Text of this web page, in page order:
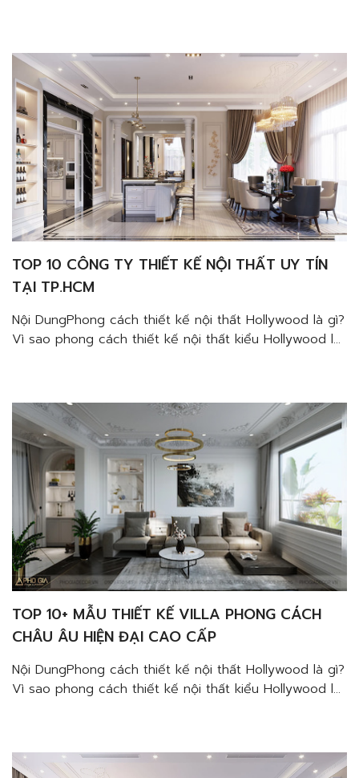
tiết trang trí cuốn hút Nhiều gia đình […]
TOP 10 CÔNG TY THIẾT KẾ NỘI THẤT UY TÍN
TẠI TP.HCM
Nội DungPhong cách thiết kế nội thất Hollywood là gì?
Vì sao phong cách thiết kế nội thất kiểu Hollywood lại
tiết trang trí cuốn hút Nếu bạn đang […]
TOP 10+ MẪU THIẾT KẾ VILLA PHONG CÁCH
CHÂU ÂU HIỆN ĐẠI CAO CẤP
Nội DungPhong cách thiết kế nội thất Hollywood là gì?
Vì sao phong cách thiết kế nội thất kiểu Hollywood lại
tiết trang trí cuốn hút Top 10+ mẫu […]